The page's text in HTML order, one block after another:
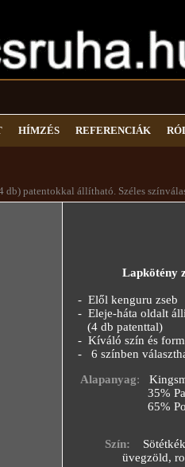
HÍMZÉS REFERENCIÁK
patentokkal állítható. Széles
Lapkötény
- Elől kenguru zseb
- Eleje-háta oldalt
(4 db patenttal)
- Kíváló szín és
- 6 színben
Alapanyag:
35%
65%
Szín:
üvegzöld,